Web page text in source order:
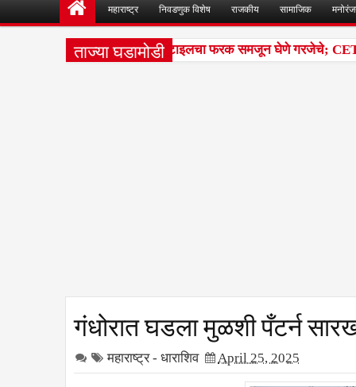
महाराष्ट्र निवडणुक विशेष राजकीय सामाजिक
ताज्या घडामोडी
परीक्षांतील टक्केवारी आणि पर्सेंटाइलचा फरक समजून घेणे गरजेचे; CET
गंधोरात घडला मुळशी पँटर्न
महाराष्ट्र - धाराशिव April 25, 2025